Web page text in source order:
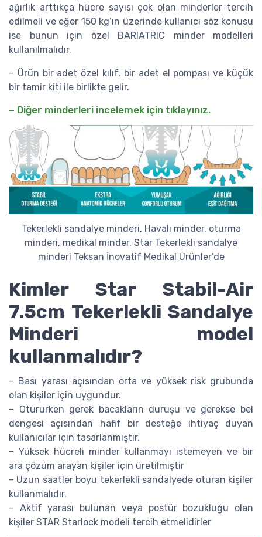
ağırlık arttıkça hücre sayısı çok olan minderler tercih
edilmeli ve eğer 150 kg’ın üzerinde kullanıcı söz konusu
ise bunun için özel BARIATRIC minder modelleri
kullanılmalıdır.
– Ürün bir adet özel kılıf, bir adet el pompası ve küçük
bir tamir kiti ile birlikte gelir.
– Diğer minderleri incelemek için tıklayınız.
Tekerlekli sandalye minderi, Havalı minder, oturma
minderi, medikal minder, Star Tekerlekli sandalye
minderi Teksan İnovatif Medikal Ürünler’de
Kimler Star Stabil-Air
7.5cm Tekerlekli Sandalye
Minderi model
kullanmalıdır?
– Bası yarası açısından orta ve yüksek risk grubunda
olan kişiler için uygundur.
– Otururken gerek bacakların duruşu ve gerekse bel
dengesi açısından hafif bir desteğe ihtiyaç duyan
kullanıcılar için tasarlanmıştır.
– Yüksek hücreli minder kullanmayı istemeyen ve bir
ara çözüm arayan kişiler için üretilmiştir
– Uzun saatler boyu tekerlekli sandalyede oturan kişiler
kullanmalıdır.
– Aktif yarası bulunan veya postür bozukluğu olan
kişiler STAR Starlock modeli tercih etmelidirler